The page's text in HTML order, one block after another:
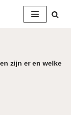
zijn er en welke